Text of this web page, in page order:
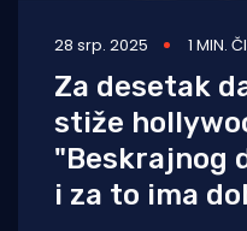
28 srp. 2025 1 MIN.
Za desetak
stiže
"Beskrajnog
i za to ima